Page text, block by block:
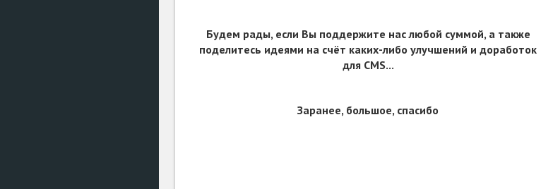
Будем рады, если Вы поддержите нас любой суммой, а также
поделитесь идеями на счёт каких-либо улучшений и доработок
для CMS...
Заранее, большое, спасибо